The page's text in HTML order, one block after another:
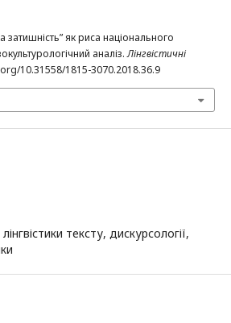
затишність” як риса національного
аналіз.Лінгвістичні
10.31558/1815-3070.2018.36.9
тексту, дискурсології,